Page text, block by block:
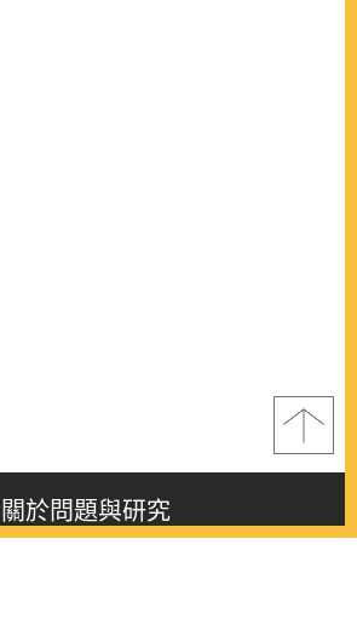
關於問題與研究
About this journal